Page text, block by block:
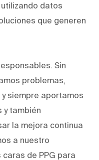
datos
que generen
Sin
problemas,
siempre aportamos
y también
la mejora continua
a nuestro
de PPG para